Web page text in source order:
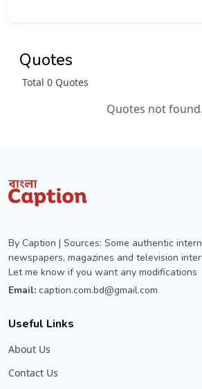
Quotes
Total 0 Quotes
Quotes not found.
By Caption | Sources: Some authentic
newspapers, magazines and television
Let me know if you want any modifications
Email: caption.com.bd@gmail.com
Useful Links
About Us
Contact Us